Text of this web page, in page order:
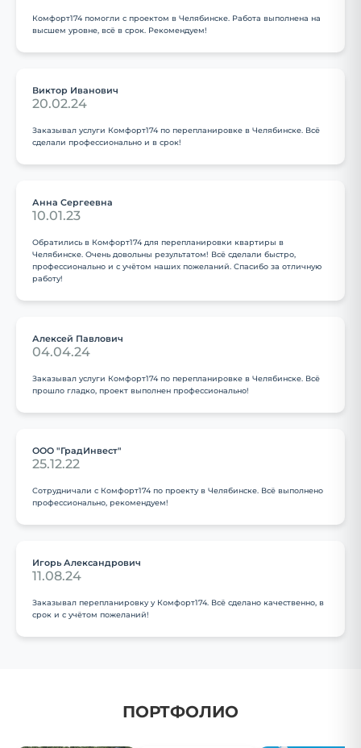
Комфорт174 помогли с проектом в Челябинске. Работа выполнена на
высшем уровне, всё в срок. Рекомендуем!
Виктор Иванович
20.02.24
Заказывал услуги Комфорт174 по перепланировке в Челябинске. Всё
сделали профессионально и в срок!
Анна Сергеевна
10.01.23
Обратились в Комфорт174 для перепланировки квартиры в
Челябинске. Очень довольны результатом! Всё сделали быстро,
профессионально и с учётом наших пожеланий. Спасибо за отличную
работу!
Алексей Павлович
04.04.24
Заказывал услуги Комфорт174 по перепланировке в Челябинске. Всё
прошло гладко, проект выполнен профессионально!
ООО "ГрадИнвест"
25.12.22
Сотрудничали с Комфорт174 по проекту в Челябинске. Всё выполнено
профессионально, рекомендуем!
Игорь Александрович
11.08.24
Заказывал перепланировку у Комфорт174. Всё сделано качественно, в
срок и с учётом пожеланий!
ПОРТФОЛИО